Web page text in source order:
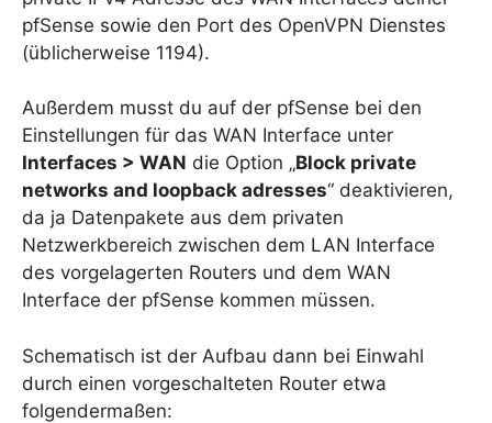
pfSense sowie den Port des OpenVPN Dienstes
(üblicherweise 1194).
Außerdem musst du auf der pfSense bei den
Einstellungen für das WAN Interface unter
Interfaces > WAN die Option „Block private
networks and loopback adresses“ deaktivieren,
da ja Datenpakete aus dem privaten
Netzwerkbereich zwischen dem LAN Interface
des vorgelagerten Routers und dem WAN
Interface der pfSense kommen müssen.
Schematisch ist der Aufbau dann bei Einwahl
durch einen vorgeschalteten Router etwa
folgendermaßen: